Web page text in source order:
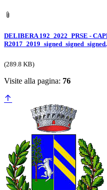
DELIBERA 192_2022_PRSE -
(289.8 KB)
Visite alla pagina: 76